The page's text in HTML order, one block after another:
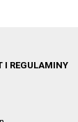
I REGULAMINY